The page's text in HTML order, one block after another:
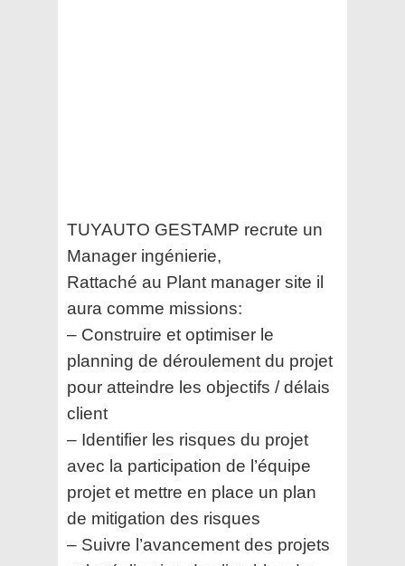
TUYAUTO GESTAMP recrute un
Manager ingénierie,
Rattaché au Plant manager site il
aura comme missions:
– Construire et optimiser le
planning de déroulement du projet
pour atteindre les objectifs / délais
client
– Identifier les risques du projet
avec la participation de l’équipe
projet et mettre en place un plan
de mitigation des risques
– Suivre l’avancement des projets